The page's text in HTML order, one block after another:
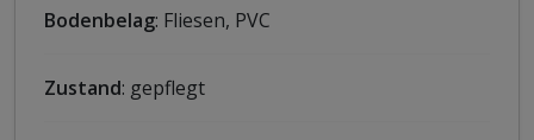
Bodenbelag: Fliesen, PVC
Zustand: gepflegt